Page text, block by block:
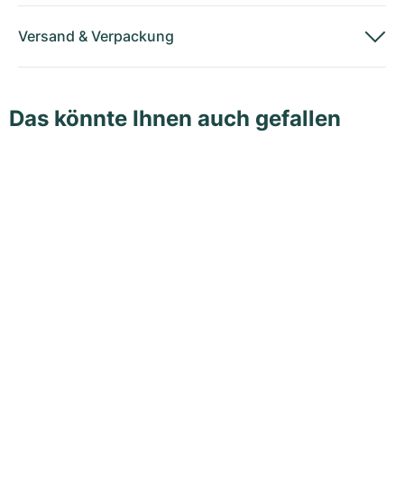
Versand & Verpackung
Das könnte Ihnen auch gefallen